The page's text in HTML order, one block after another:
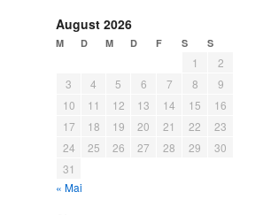
August 2026
M D M D F S S
1
2
3
4 5 6 7 8
9
10
11 12 13 14 15
16
17
18 19 20 21 22
23
24
25 26 27 28 29
30
31
« Mai